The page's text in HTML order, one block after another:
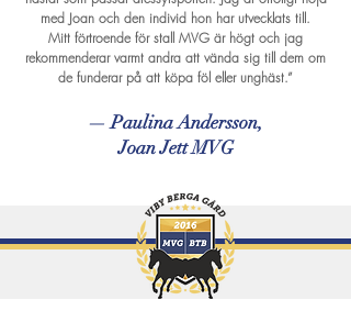
med Joan och den individ hon har utvecklats till.
Mitt förtroende för stall MVG är högt och jag
rekommenderar varmt andra att vända sig till dem om
de funderar på att köpa föl eller unghäst.”
— Paulina Andersson,
Joan Jett MVG